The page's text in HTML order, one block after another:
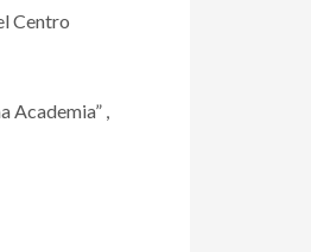
Centro
Academia” ,